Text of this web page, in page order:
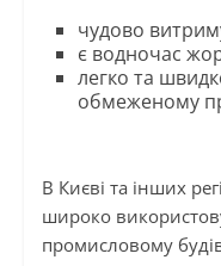
чудово
є водночас
легко та
обмеженому
В Києві та інших
широко
промисловому